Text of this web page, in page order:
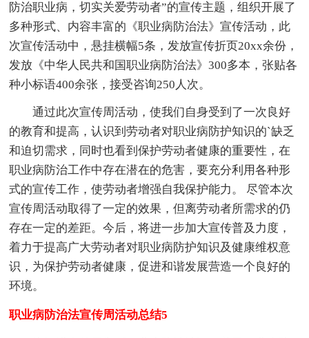
防治职业病，切实关爱劳动者”的宣传主题，组织开展了
多种形式、内容丰富的《职业病防治法》宣传活动，此
次宣传活动中，悬挂横幅5条，发放宣传折页20xx余份，
发放《中华人民共和国职业病防治法》300多本，张贴各
种小标语400余张，接受咨询250人次。
通过此次宣传周活动，使我们自身受到了一次良好
的教育和提高，认识到劳动者对职业病防护知识的`缺乏
和迫切需求，同时也看到保护劳动者健康的重要性，在
职业病防治工作中存在潜在的危害，要充分利用各种形
式的宣传工作，使劳动者增强自我保护能力。 尽管本次
宣传周活动取得了一定的效果，但离劳动者所需求的仍
存在一定的差距。今后，将进一步加大宣传普及力度，
着力于提高广大劳动者对职业病防护知识及健康维权意
识，为保护劳动者健康，促进和谐发展营造一个良好的
环境。
职业病防治法宣传周活动总结5